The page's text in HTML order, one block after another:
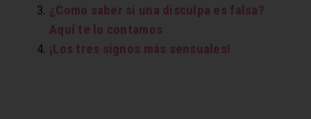
¿Como saber si una disculpa es falsa?
Aquí te lo contamos
¡Los tres signos más sensuales!